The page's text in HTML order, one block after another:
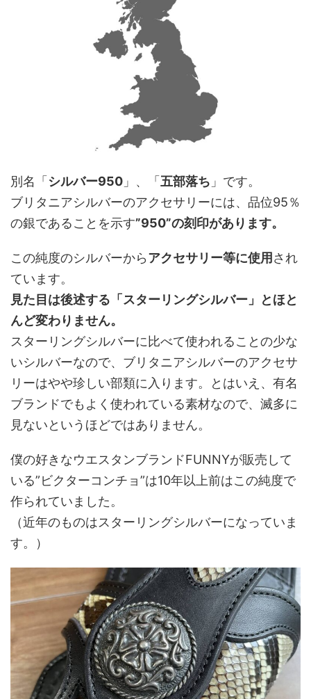
別名「 シルバー950 」、「 五部落ち 」です。
ブリタニアシルバーのアクセサリーには、品位95％
の銀であることを示す”950”の刻印があります。
この純度のシルバーからアクセサリー等に使用 され
ています。
見た目は後述する「スターリングシルバー」とほと
んど変わりません。
スターリングシルバーに比べて使われることの少な
いシルバーなので、ブリタニアシルバーのアクセサ
リーはやや珍しい部類に入ります。とはいえ、有名
ブランドでもよく使われている素材なので、滅多に
見ないというほどではありません。
僕の好きなウエスタンブランドFUNNYが販売して
いる”ビクターコンチョ”は10年以上前はこの純度で
作られていました。
（近年のものはスターリングシルバーになっていま
す。）